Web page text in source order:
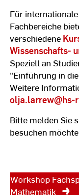
Für
Fachbereiche
verschiedene
Wissenschafts-
Speziell an
"Einführung in
Weitere
olja.larrew@hs-
Bitte melden Sie
besuchen
Im September
Mathematik an.
Workshop
Mathematik